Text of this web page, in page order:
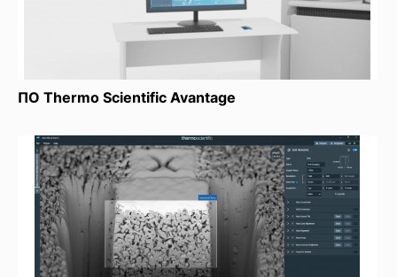
ПО Thermo Scientific Avantage